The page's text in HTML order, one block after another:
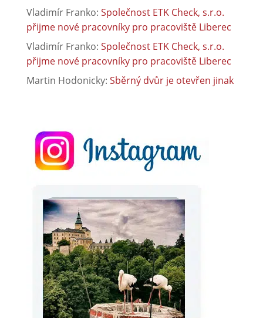
Vladimír Franko: Společnost ETK Check, s.r.o.
přijme nové pracovníky pro pracoviště Liberec
Vladimír Franko: Společnost ETK Check, s.r.o.
přijme nové pracovníky pro pracoviště Liberec
Martin Hodonicky: Sběrný dvůr je otevřen jinak